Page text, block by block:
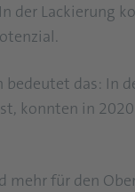
der Lackierung
bedeutet das: In
konnten in
mehr für den